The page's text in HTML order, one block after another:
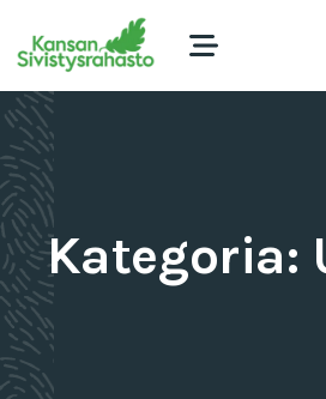
Kategoria: